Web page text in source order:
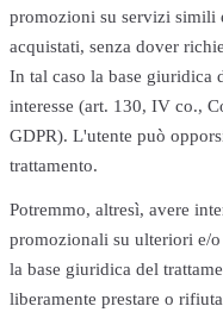
promozioni su servizi
acquistati, senza dover
In tal caso la base giuridica
interesse (art. 130, IV co.,
GDPR). L'utente può
trattamento.
Potremmo, altresì, avere
promozionali su ulteriori e/
la base giuridica del
liberamente prestare o